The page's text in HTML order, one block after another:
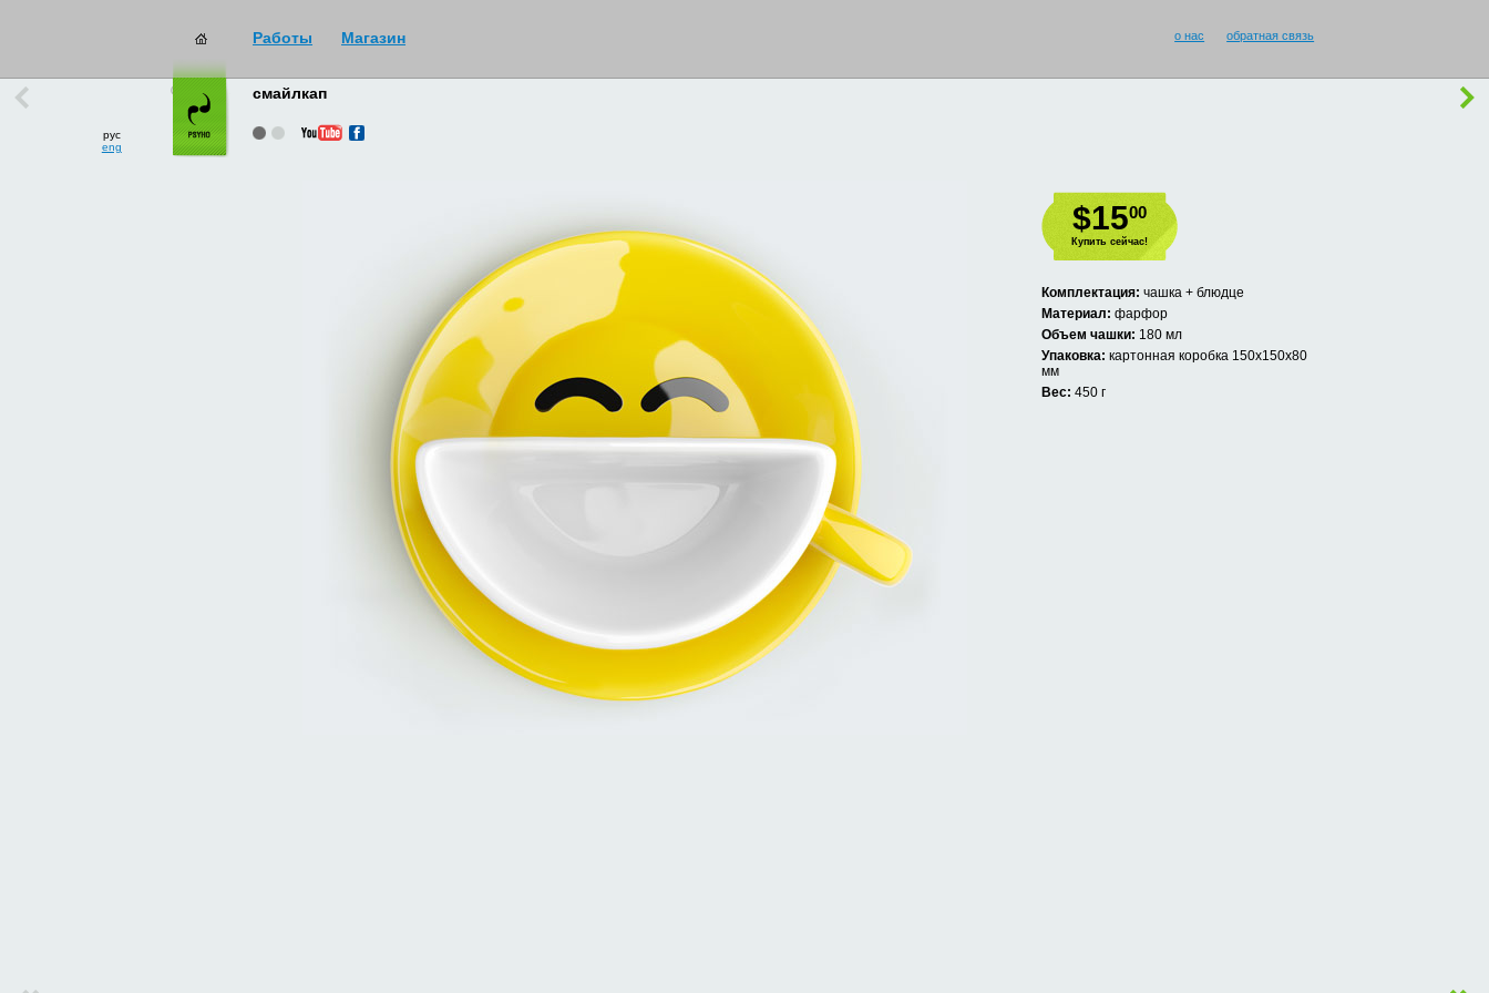
Работы Магазин обратная связь
о нас
рус
eng
смайлкап
$1500
Купить сейчас!
Комплектация: чашка + блюдце
Материал: фарфор
Объем чашки: 180 мл
Упаковка: картонная коробка 150х150х80
мм
Вес: 450 г